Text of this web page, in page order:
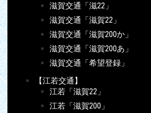
滋賀交通「滋22」
滋賀交通「滋賀22」
滋賀交通「滋賀200か」
滋賀交通「滋賀200あ」
滋賀交通「希望登録」
【江若交通】
江若「滋賀22」
江若「滋賀200」